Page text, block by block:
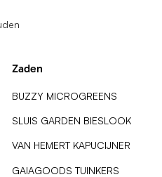
Zaden
BUZZY MICROGREENS
SLUIS GARDEN BIESLOOK
VAN HEMERT KAPUCIJNER
GAIAGOODS TUINKERS